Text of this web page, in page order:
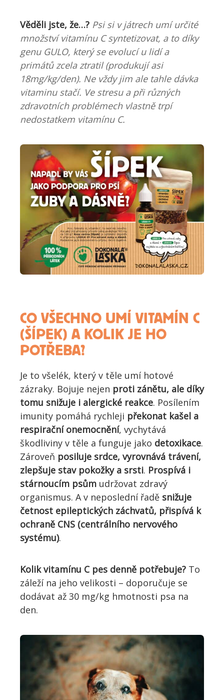
Věděli jste, že…? Psi si v játrech umí určité
množství vitamínu C syntetizovat, a to díky
genu GULO, který se evolucí u lidí a
primátů zcela ztratil (produkují asi
18mg/kg/den). Ne vždy jim ale tahle dávka
vitaminu stačí. Ve stresu a při různých
zdravotních problémech vlastně trpí
nedostatkem vitamínu C.
CO VŠECHNO UMÍ VITAMÍN C
(ŠÍPEK) A KOLIK JE HO
POTŘEBA?
Je to všelék, který v těle umí hotové
zázraky. Bojuje nejen proti zánětu, ale díky
tomu snižuje i alergické reakce. Posílením
imunity pomáhá rychleji překonat kašel a
respirační onemocnění, vychytává
škodliviny v těle a funguje jako detoxikace.
Zároveň posiluje srdce, vyrovnává trávení,
zlepšuje stav pokožky a srsti. Prospívá i
stárnoucím psům udržovat zdravý
organismus. A v neposlední řadě snižuje
četnost epileptických záchvatů, přispívá k
ochraně CNS (centrálního nervového
systému).
Kolik vitamínu C pes denně potřebuje? To
záleží na jeho velikosti – doporučuje se
dodávat až 30 mg/kg hmotnosti psa na
den.